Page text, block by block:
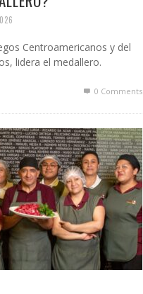
Centroamericanos y del
lidera el medallero.
0 Comments